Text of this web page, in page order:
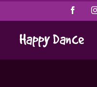
to
content